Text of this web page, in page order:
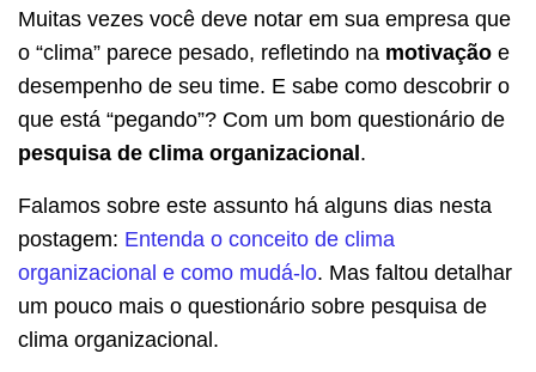
Muitas vezes você deve notar em sua empresa que
o “clima” parece pesado, refletindo na motivação e
desempenho de seu time. E sabe como descobrir o
que está “pegando”? Com um bom questionário de
pesquisa de clima organizacional .
Falamos sobre este assunto há alguns dias nesta
postagem: Entenda o conceito de clima
organizacional e como mudá-lo. Mas faltou detalhar
um pouco mais o questionário sobre pesquisa de
clima organizacional.